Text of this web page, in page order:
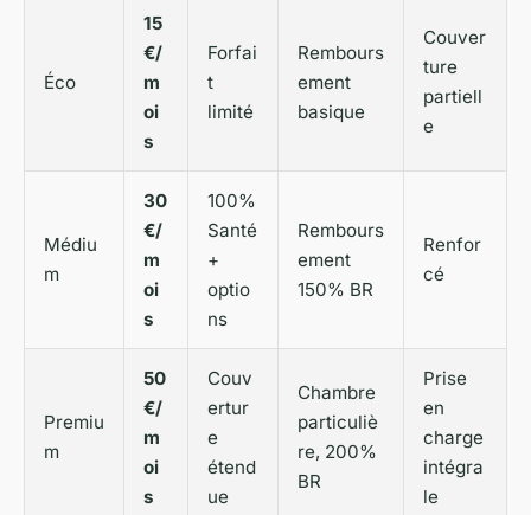
Éco
15
€/
m
oi
s
Forfai
t
limité
Rembours
ement
basique
Couver
ture
partiell
e
Médiu
m
30
€/
m
oi
s
100%
Santé
+
optio
ns
Rembours
ement
150% BR
Renfor
cé
Premiu
m
50
€/
m
oi
s
Couv
ertur
e
étend
ue
Chambre
particuliè
re, 200%
BR
Prise
en
charge
intégra
le